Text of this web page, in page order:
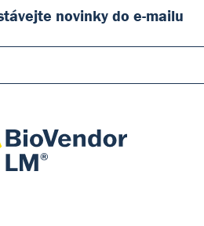
novinky do e-mailu